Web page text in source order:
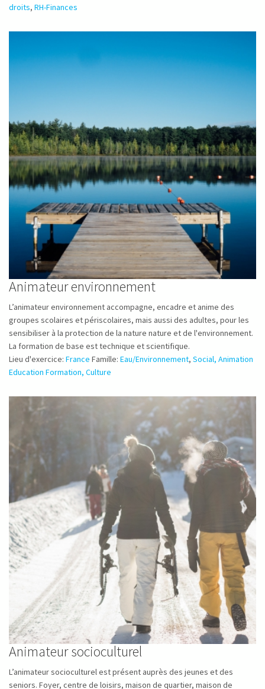
droits, RH-Finances
Animateur environnement
L’animateur environnement accompagne, encadre et anime des
groupes scolaires et périscolaires, mais aussi des adultes, pour les
sensibiliser à la protection de la nature nature et de l'environnement.
La formation de base est technique et scientifique.
Lieu d'exercice: France Famille: Eau/Environnement, Social, Animation
Education Formation, Culture
Animateur socioculturel
L’animateur socioculturel est présent auprès des jeunes et des
seniors. Foyer, centre de loisirs, maison de quartier, maison de